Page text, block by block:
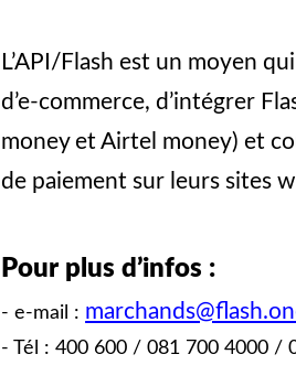
L’API/Flash est un moyen
d’e-commerce, d’intégrer
money et Airtel money) et
de paiement sur leurs sites
Pour plus d’infos :
- e-mail :
- Tél : 400 600 / 081 700 4000 /